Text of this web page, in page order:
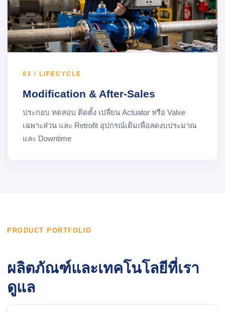
03 / LIFECYCLE
Modification & After-Sales
ประกอบ ทดสอบ ติดตั้ง เปลี่ยน Actuator หรือ Valve
เฉพาะส่วน และ Retrofit อุปกรณ์เดิมเพื่อลดงบประมาณ
และ Downtime
PRODUCT PORTFOLIO
ผลิตภัณฑ์และเทคโนโลยีที่เรา
ดูแล